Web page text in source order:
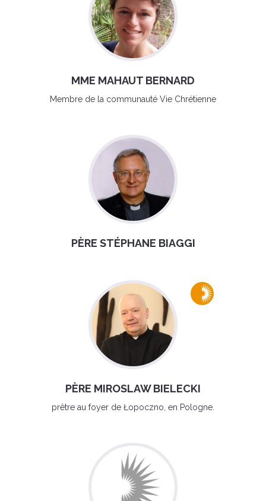
MME MAHAUT BERNARD
Membre de la communauté Vie Chrétienne
PÈRE STÉPHANE BIAGGI
PÈRE MIROSLAW BIELECKI
prêtre au foyer de Łopoczno, en Pologne.